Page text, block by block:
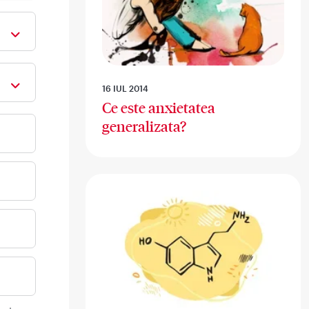
16 IUL 2014
Ce este anxietatea
generalizata?